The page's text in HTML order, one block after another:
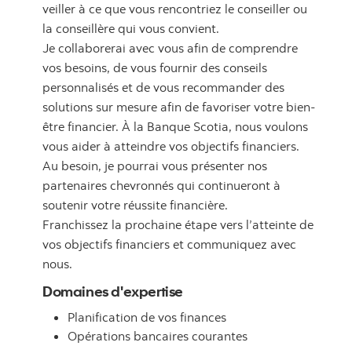
veiller à ce que vous rencontriez le conseiller ou
la conseillère qui vous convient.
Je collaborerai avec vous afin de comprendre
vos besoins, de vous fournir des conseils
personnalisés et de vous recommander des
solutions sur mesure afin de favoriser votre bien-
être financier. À la Banque Scotia, nous voulons
vous aider à atteindre vos objectifs financiers.
Au besoin, je pourrai vous présenter nos
partenaires chevronnés qui continueront à
soutenir votre réussite financière.
Franchissez la prochaine étape vers l’atteinte de
vos objectifs financiers et communiquez avec
nous.
Domaines d'expertise
Planification de vos finances
Opérations bancaires courantes